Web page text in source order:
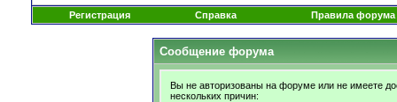
Регистрация Справка Правила форума
Сообщение форума
Вы не авторизованы на форуме или не имеете
нескольких причин: